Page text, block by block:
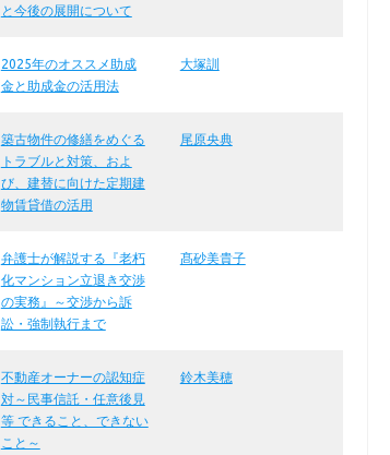
と今後の展開について
2025年のオススメ助成
金と助成金の活用法
大塚訓
築古物件の修繕をめぐる
トラブルと対策、およ
び、建替に向けた定期建
物賃貸借の活用
尾原央典
弁護士が解説する『老朽
化マンション立退き交渉
の実務』～交渉から訴
訟・強制執行まで
髙砂美貴子
不動産オーナーの認知症
対～民事信託・任意後見
等 できること、できない
こと～
鈴木美穂